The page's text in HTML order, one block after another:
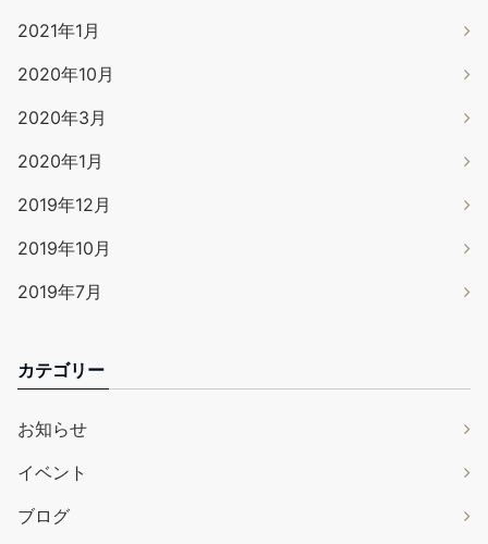
2021年1月
2020年10月
2020年3月
2020年1月
2019年12月
2019年10月
2019年7月
カテゴリー
お知らせ
イベント
ブログ